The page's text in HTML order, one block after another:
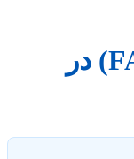
۷. سوالات متداول (FAQ) در